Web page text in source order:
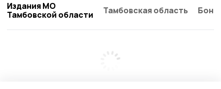
Издания МО
Тамбовской области
Тамбовская область